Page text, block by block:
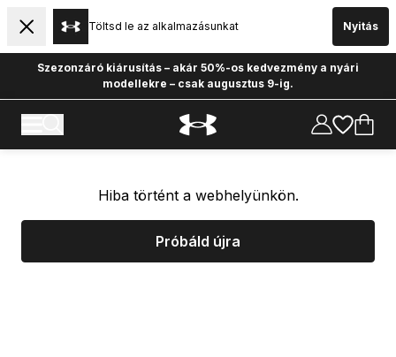
Töltsd le az alkalmazásunkat Nyitás
Szezonzáró kiárusítás – akár 50%-os kedvezmény a nyári
modellekre – csak augusztus 9-ig.
Hiba történt a webhelyünkön.
Próbáld újra